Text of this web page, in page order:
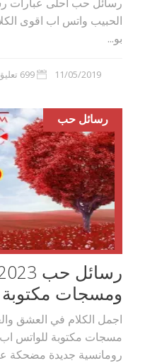
الحبيب واتس اب اقوى
بو...
11/05/2019 699 تعليق
رسائل حب
ومسجات مكتوبة
رومانسية جديدة مضحكة